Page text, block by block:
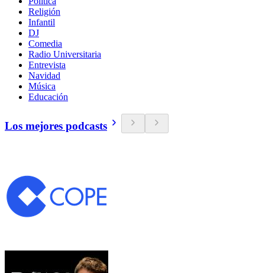
Religión
Infantil
DJ
Comedia
Radio Universitaria
Entrevista
Navidad
Música
Educación
Los mejores podcasts